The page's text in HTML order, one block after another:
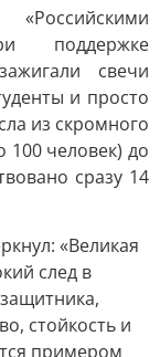
поддержке
свечи
и просто
из скромного
100 человек) до
сразу 14
«Великая
след в
стойкость и
примером